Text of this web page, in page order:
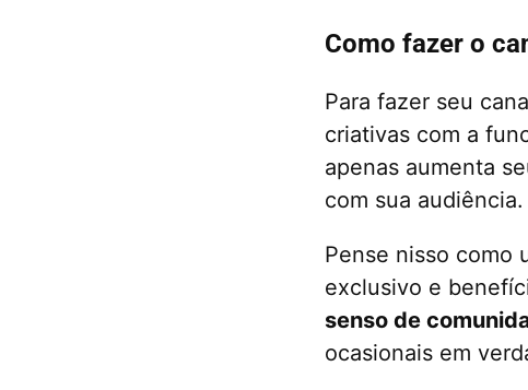
Como fazer o
Para fazer seu
criativas com a
apenas aumenta
com sua audiência.
Pense nisso como
exclusivo e
senso de
ocasionais em